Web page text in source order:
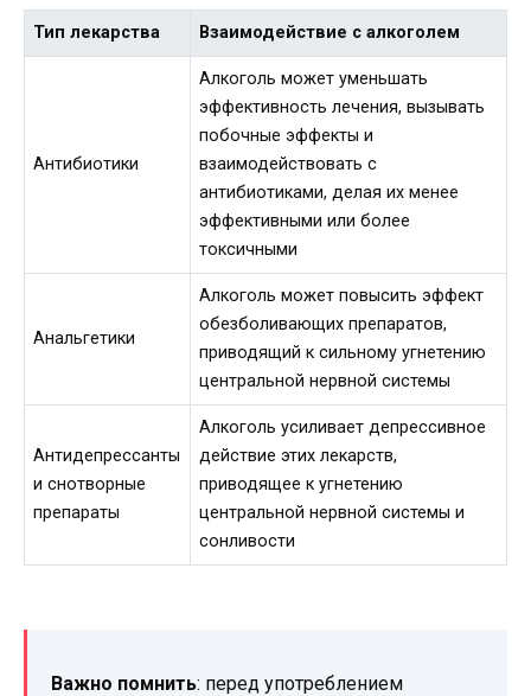
Тип лекарства Взаимодействие с алкоголем
Антибиотики
Алкоголь может уменьшать
эффективность лечения, вызывать
побочные эффекты и
взаимодействовать с
антибиотиками, делая их менее
эффективными или более
токсичными
Анальгетики
Алкоголь может повысить эффект
обезболивающих препаратов,
приводящий к сильному угнетению
центральной нервной системы
Антидепрессанты
и снотворные
препараты
Алкоголь усиливает депрессивное
действие этих лекарств,
приводящее к угнетению
центральной нервной системы и
сонливости
Важно помнить: перед употреблением